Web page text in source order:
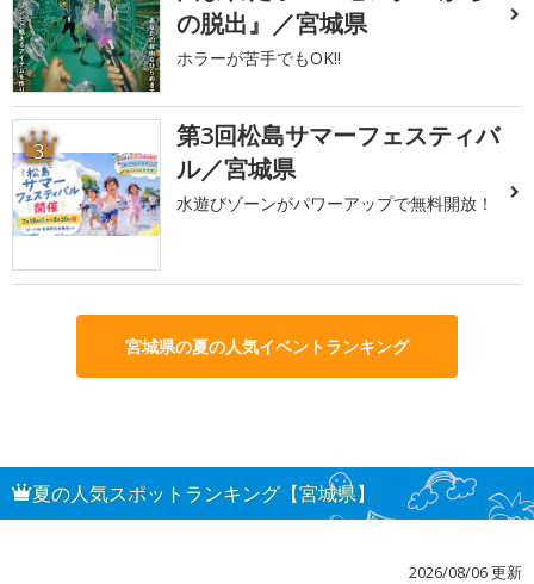
の脱出』／宮城県
ホラーが苦手でもOK!!
3
第3回松島サマーフェスティバ
ル／宮城県
水遊びゾーンがパワーアップで無料開放！
宮城県の夏の人気イベントランキング
夏の人気スポットランキング【宮城県】
2026/08/06 更新